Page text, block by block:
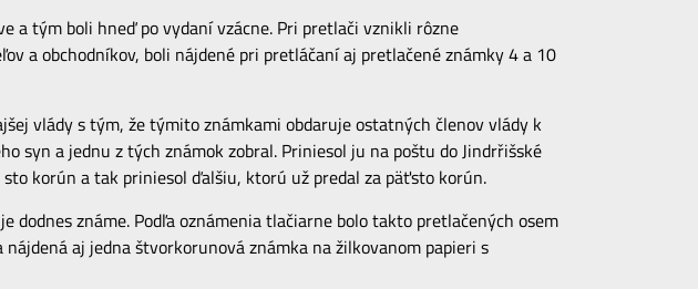
a tým boli hneď po vydaní vzácne. Pri pretlači vznikli rôzne
a obchodníkov, boli nájdené pri pretláčaní aj pretlačené známky 4 a 10
vlády s tým, že týmito známkami obdaruje ostatných členov vlády k
syn a jednu z tých známok zobral. Priniesol ju na poštu do Jindrřišské
korún a tak priniesol ďalšiu, ktorú už predal za päťsto korún.
známe. Podľa oznámenia tlačiarne bolo takto pretlačených osem
aj jedna štvorkorunová známka na žilkovanom papieri s